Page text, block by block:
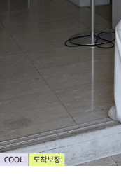
살안타템
110사이즈